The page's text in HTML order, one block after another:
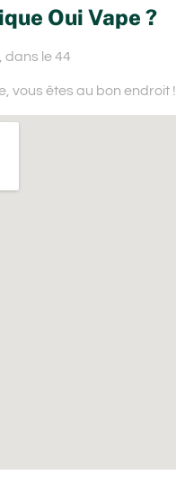
Oui Vape ?
, dans le 44
vous êtes au bon endroit !